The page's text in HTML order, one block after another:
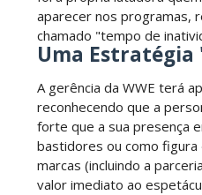
Throwback: The Rock vs
SummerSlam 2002 -
Championship Match
SCSA867-Jul 28 2026
WWE Monday Night
Unknown-Jul 28 2026
aparecer nos programas,
chamado "tempo de
Uma Estratégia
A gerência da WWE terá
reconhecendo que a
forte que a sua presença
bastidores ou como
marcas (incluindo a
valor imediato ao